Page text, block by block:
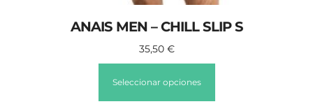
ANAIS MEN – CHILL SLIP S
35,50 €
Seleccionar opciones